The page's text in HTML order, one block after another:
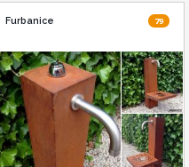
79
Furbanice